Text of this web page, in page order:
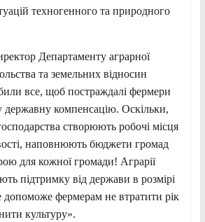
техногенного та природного
Департаменту аграрної
та земельних відносин
все, щоб постраждалі фермери
державну компенсацію. Оскільки,
створюють робочі місця
наповнюють бюджети громад
для кожної громади! Аграрії
підтримку від держави в розмірі
допоможе фермерам не втратити рік
культуру».